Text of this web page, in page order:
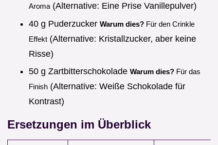
Aroma (Alternative: Eine Prise Vanillepulver)
40 g Puderzucker Warum dies? Für den Crinkle
Effekt (Alternative: Kristallzucker, aber keine
Risse)
50 g Zartbitterschokolade Warum dies? Für das
Finish (Alternative: Weiße Schokolade für
Kontrast)
Ersetzungen im Überblick